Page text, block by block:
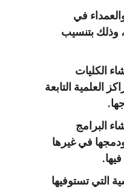
في
وذلك بتنسيب
الكليات
العلمية التابعة
البرامج
في غيرها
التي تستوفيها